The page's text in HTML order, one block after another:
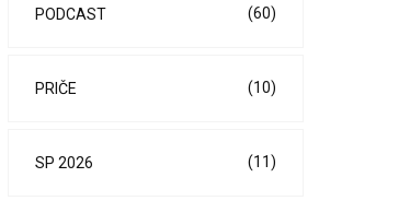
PODCAST (60)
PRIČE (10)
SP 2026 (11)